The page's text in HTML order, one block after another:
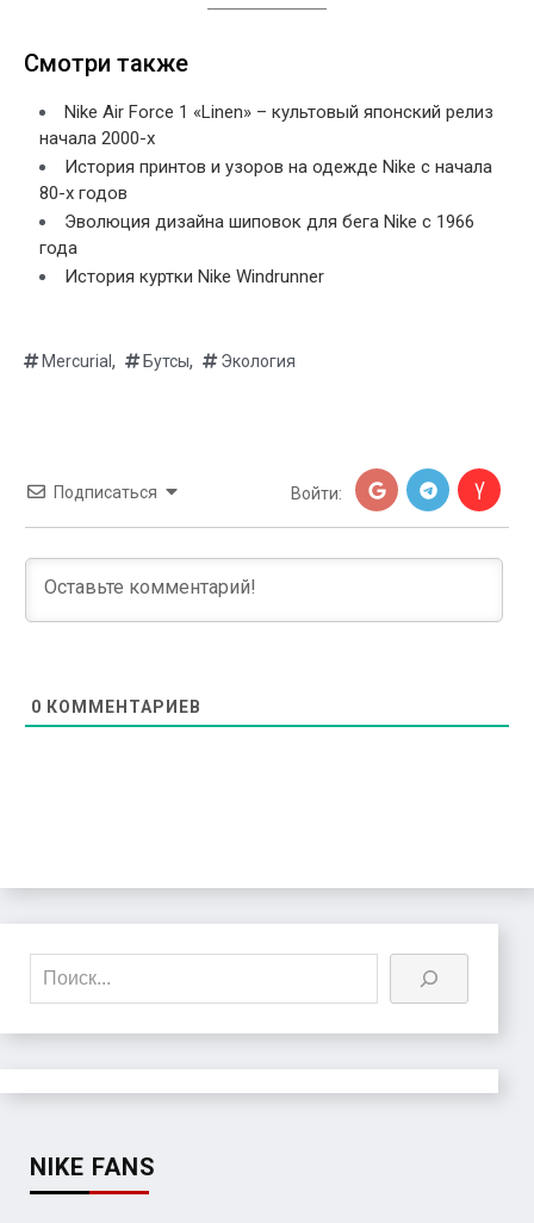
Смотри также
Nike Air Force 1 «Linen» – культовый японский релиз
начала 2000-х
История принтов и узоров на одежде Nike с начала
80-х годов
Эволюция дизайна шиповок для бега Nike с 1966
года
История куртки Nike Windrunner
Mercurial, Бутсы, Экология
Подписаться Войти:
0 КОММЕНТАРИЕВ
Поиск
NIKE FANS